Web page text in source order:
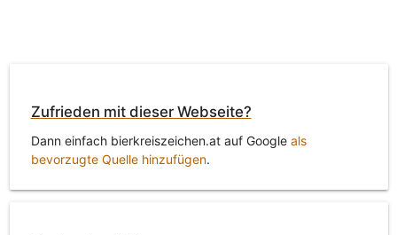
Zufrieden mit dieser Webseite?
Dann einfach bierkreiszeichen.at auf Google als
bevorzugte Quelle hinzufügen.